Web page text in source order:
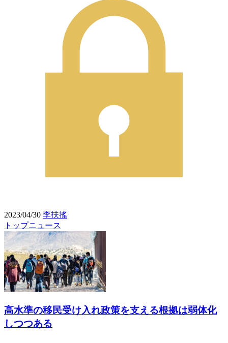
2023/04/30 李扶搖
トップニュース
高水準の移民受け入れ政策を支える根拠は弱体化
しつつある